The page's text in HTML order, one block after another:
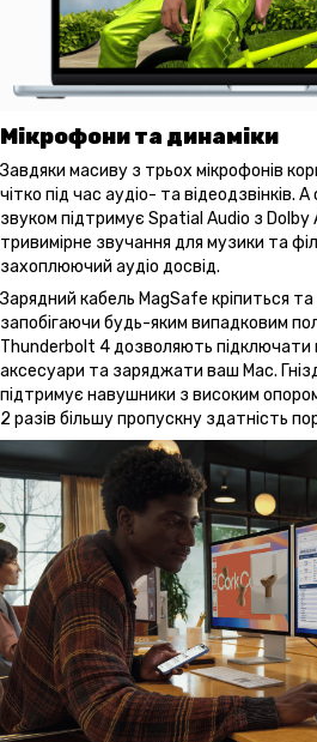
Мікрофони та динаміки
Завдяки масиву з трьох мікрофонів
чітко під час аудіо- та
звуком підтримує Spatial Audio з
тривимірне звучання для музики та
захоплюючий аудіо досвід.
Зарядний кабель MagSafe кріпиться
запобігаючи будь-яким випадковим
Thunderbolt 4 дозволяють підключати
аксесуари та заряджати ваш Mac.
підтримує навушники з високим
2 разів більшу пропускну здатність